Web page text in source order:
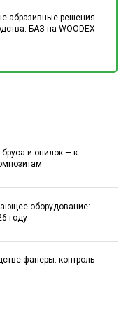
абразивные решения
БАЗ на WOODEX
и опилок — к
оборудование:
году
фанеры: контроль